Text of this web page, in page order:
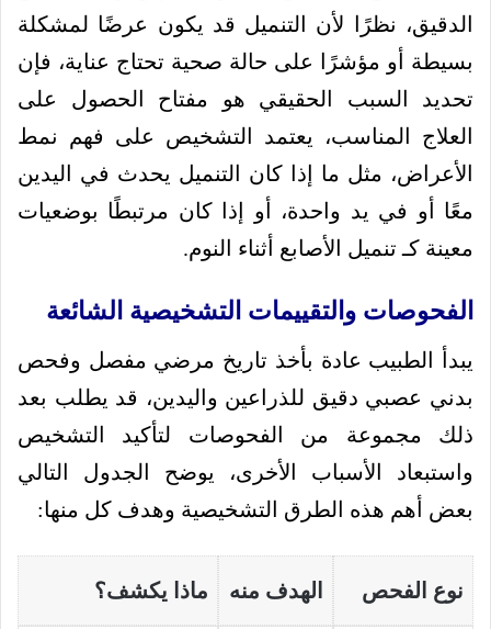
الدقيق، نظرًا لأن التنميل قد يكون عرضًا لمشكلة
بسيطة أو مؤشرًا على حالة صحية تحتاج عناية، فإن
تحديد السبب الحقيقي هو مفتاح الحصول على
العلاج المناسب، يعتمد التشخيص على فهم نمط
الأعراض، مثل ما إذا كان التنميل يحدث في اليدين
معًا أو في يد واحدة، أو إذا كان مرتبطًا بوضعيات
معينة كـ تنميل الأصابع أثناء النوم.
الفحوصات والتقييمات التشخيصية الشائعة
يبدأ الطبيب عادة بأخذ تاريخ مرضي مفصل وفحص
بدني عصبي دقيق للذراعين واليدين، قد يطلب بعد
ذلك مجموعة من الفحوصات لتأكيد التشخيص
واستبعاد الأسباب الأخرى، يوضح الجدول التالي
بعض أهم هذه الطرق التشخيصية وهدف كل منها:
نوع الفحص الهدف منه ماذا يكشف؟